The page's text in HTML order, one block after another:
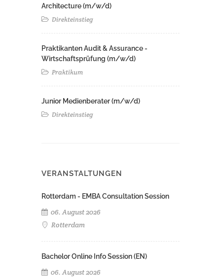
Architecture (m/w/d)​ ​
Direkteinstieg
Praktikanten Audit & Assurance -
Wirtschaftsprüfung (m/w/d)
Praktikum
Junior Medienberater (m/w/d)
Direkteinstieg
VERANSTALTUNGEN
Rotterdam - EMBA Consultation Session
06. August 2026
Rotterdam
Bachelor Online Info Session (EN)
06. August 2026